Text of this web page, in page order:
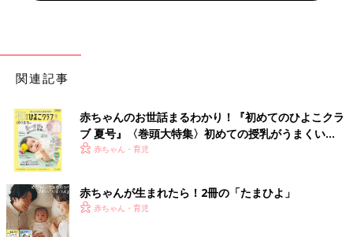
みました。
絶対安静のベッドの上でネット検索をして、超早産で生まれた子
低くても、希望を持って赤ちゃんを産みたい」と考えるようにな
りました。
夫に伝えると同じ気持ちでいてくれたんです。そして「最後は僕
が決めていい？」と聞いてくれて「産んでくれる？」と言ってく
れたんです。
このとき夫はとても頼もしかったです。何かあったとき、私が自
分を責めないようにしてくれたんだと思います。
関連記事
赤ちゃんのお世話まるわかり！『初めてのひよこクラ
ブ 夏号』〈巻頭大特集〉初めての授乳がうまくい
く！ おっぱい・ミルクの基本と夏のトラブル 解決テ
赤ちゃん・育児
赤ちゃんが生まれたら！2冊の「たまひよ」
赤ちゃん・育児